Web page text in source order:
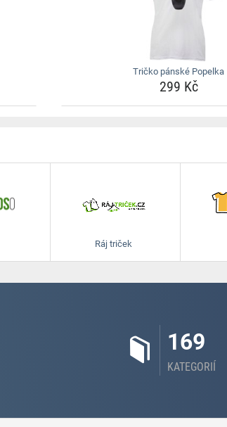
Tričko pánské Popelka
299 Kč
Ráj triček
169
KATEGORIÍ